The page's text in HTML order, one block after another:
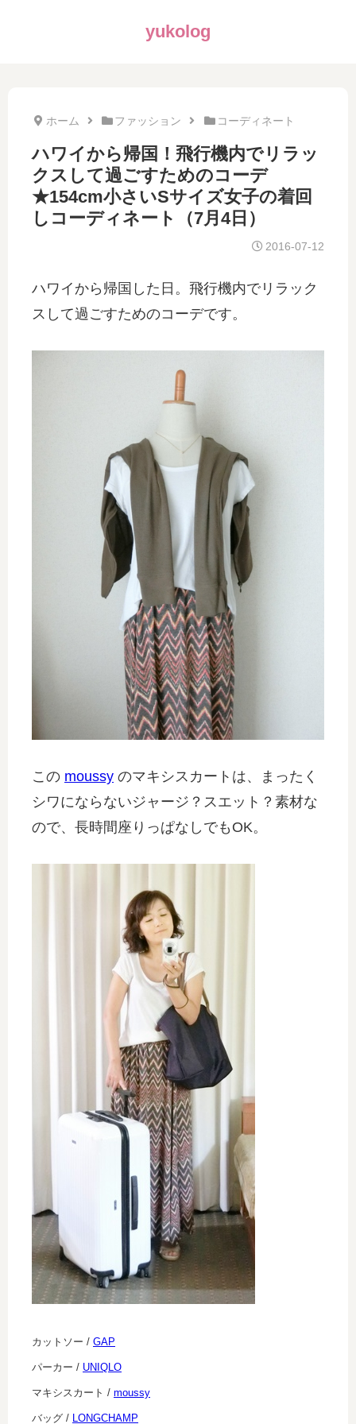
yukolog
ホーム ファッション コーディネート
ハワイから帰国！飛行機内でリラッ
クスして過ごすためのコーデ
★154cm小さいSサイズ女子の着回
しコーディネート（7月4日）
2016-07-12
ハワイから帰国した日。飛行機内でリラック
スして過ごすためのコーデです。
この moussy のマキシスカートは、まったく
シワにならないジャージ？スエット？素材な
ので、長時間座りっぱなしでもOK。
カットソー / GAP
パーカー / UNIQLO
マキシスカート / moussy
バッグ / LONGCHAMP